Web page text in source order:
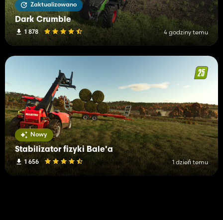
Zaktualizowano
Dark Crumble
1 878 4 godziny temu
Nowy
Stabilizator fizyki Bale'a
1 656 1 dzień temu